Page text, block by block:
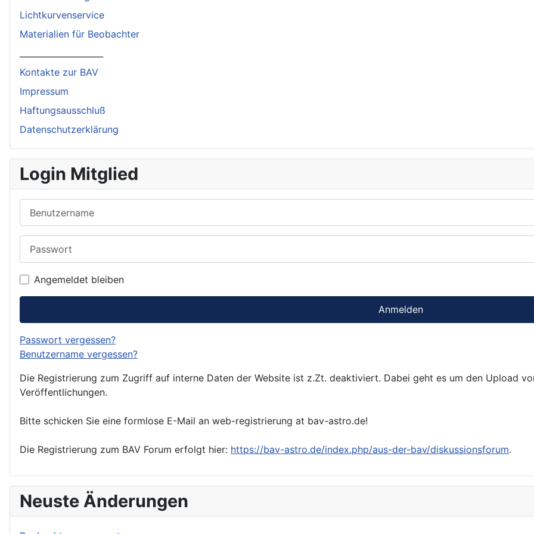
Lichtkurvenservice
Materialien für Beobachter
Kontakte zur BAV
Impressum
Haftungsausschluß
Datenschutzerklärung
Login Mitglied
Angemeldet bleiben
Anmelden
Passwort vergessen?
Benutzername vergessen?
Die Registrierung zum Zugriff auf interne Daten der Website ist z.Zt. deaktiviert. Dabei geht es um den Upload
Veröffentlichungen.
Bitte schicken Sie eine formlose E-Mail an web-registrierung at bav-astro.de!
Die Registrierung zum BAV Forum erfolgt hier: https://bav-astro.de/index.php/aus-der-bav/diskussionsforum.
Neuste Änderungen